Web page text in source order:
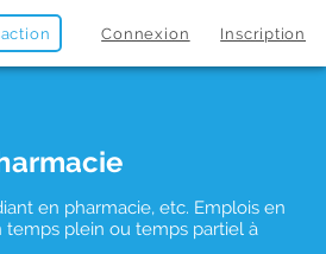
Connexion Inscription
en pharmacie, etc. Emplois en
temps plein ou temps partiel à